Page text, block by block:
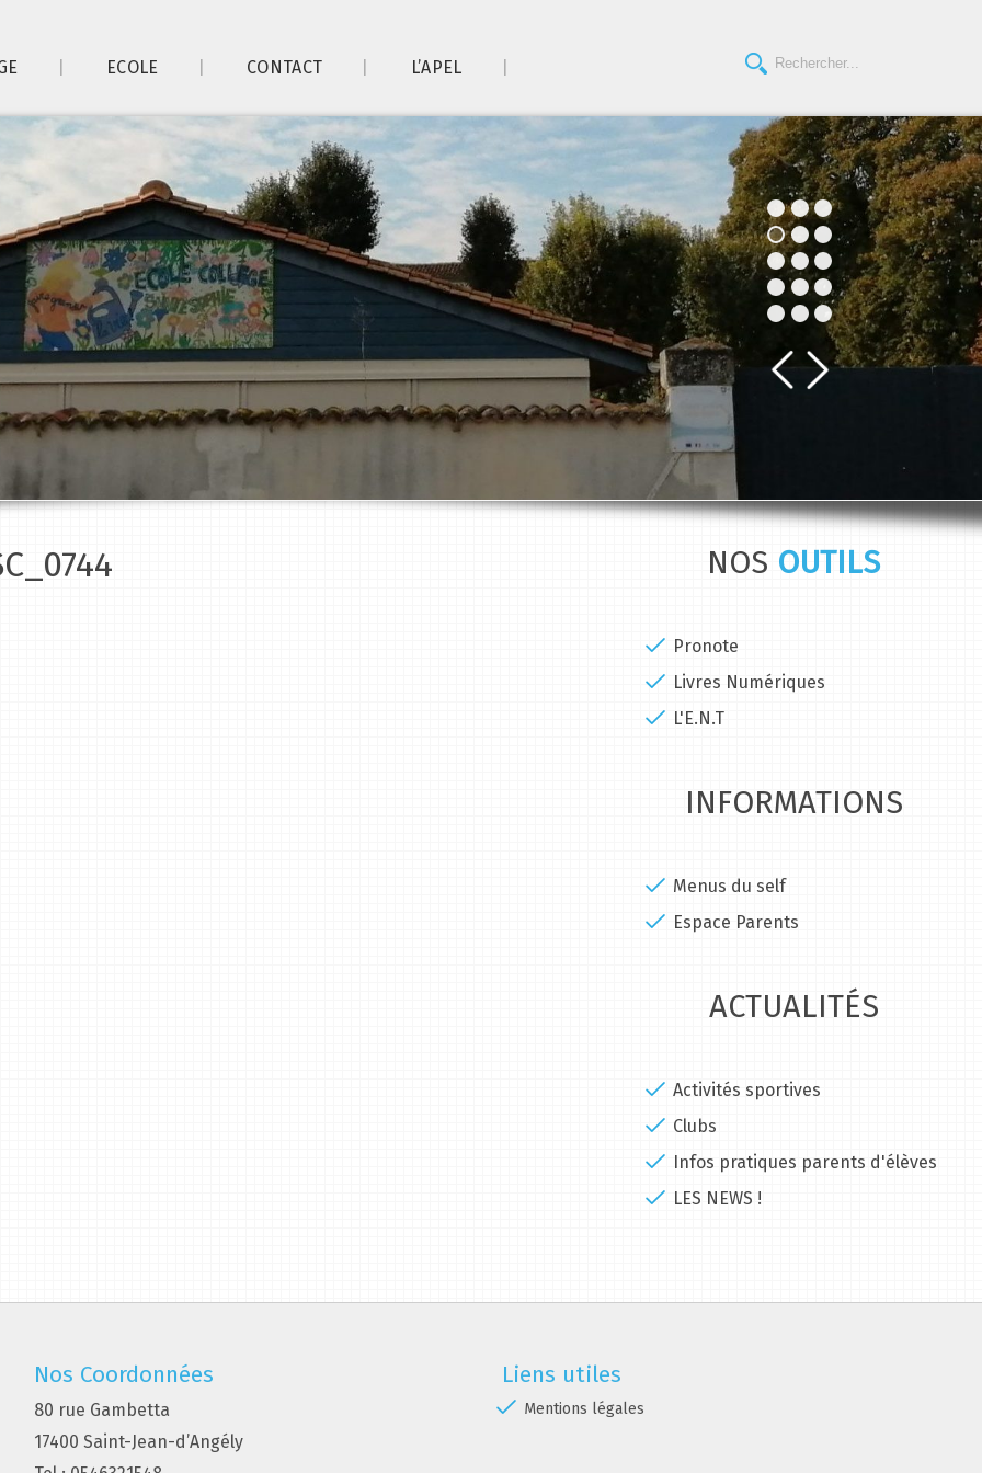
ECOLE CONTACT L’APEL
NOS OUTILS
Pronote
Livres Numériques
L'E.N.T
INFORMATIONS
Menus du self
Espace Parents
ACTUALITÉS
Activités sportives
Clubs
Infos pratiques parents d'élèves
LES NEWS !
Nos Coordonnées
80 rue Gambetta
17400 Saint-Jean-d’Angély
Liens utiles
Mentions légales